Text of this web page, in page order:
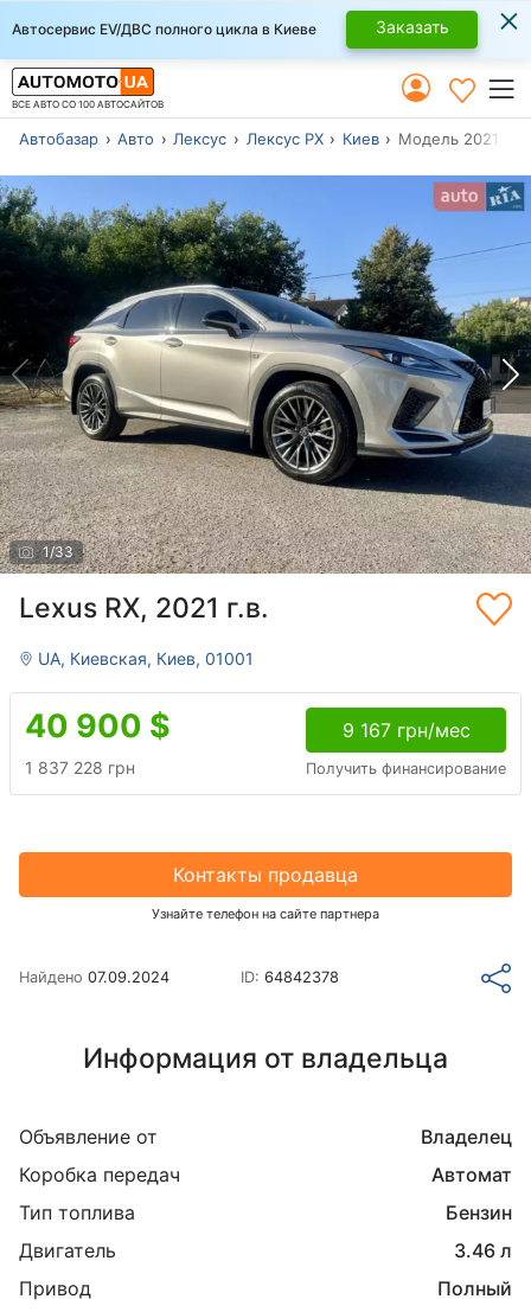
Автосервис EV/ДВС полного цикла в Киеве Заказать ×
ВСЕ АВТО СО 100 АВТОСАЙТОВ
Автобазар Авто Лексус Лексус РХ Киев Модель 2021 г.в.
1/33
Lexus RX, 2021 г.в.
UA, Киевская, Киев, 01001
40 900 $
1 837 228 грн
9 167 грн/мес
Получить финансирование
Контакты продавца
Узнайте телефон на сайте партнера
Найдено 07.09.2024 ID: 64842378
Информация от владельца
Объявление от
Владелец
Коробка передач
Автомат
Тип топлива
Бензин
Двигатель
3.46 л
Привод
Полный